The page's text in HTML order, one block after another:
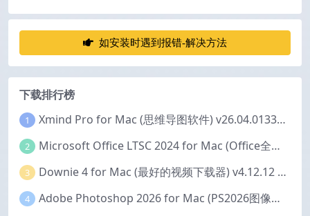
如安装时遇到报错-解决方法
下载排行榜
1 Xmind Pro for Mac (思维导图软件) v26.04.01337 永久激活版
2 Microsoft Office LTSC 2024 for Mac (Office全家桶) v16.111.2 中文激活版
3 Downie 4 for Mac (最好的视频下载器) v4.12.12 激活版
4 Adobe Photoshop 2026 for Mac (PS2026图像编辑处理软件) v27.6.0 中文版